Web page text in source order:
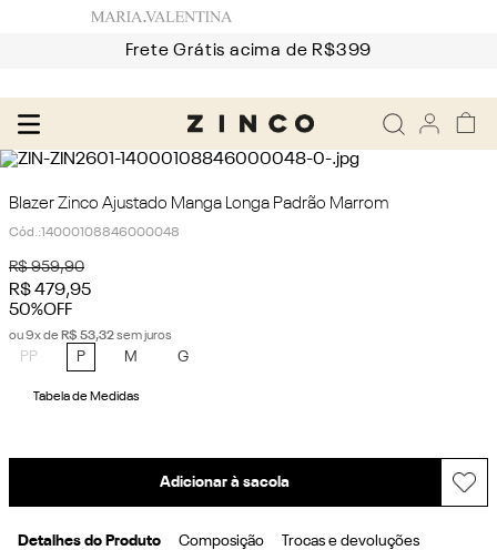
Frete Grátis acima de R$399
Blazer Zinco Ajustado Manga Longa Padrão Marrom
Cód.:14000108846000048
R$ 959,90
R$479,95
50%OFF
ou9x de R$ 53,32sem juros
PP P M G
Tabela de Medidas
Adicionar à sacola
Detalhes do Produto Composição Trocas e devoluções